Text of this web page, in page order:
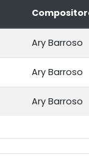
Ary Barroso
Ary Barroso
Ary Barroso